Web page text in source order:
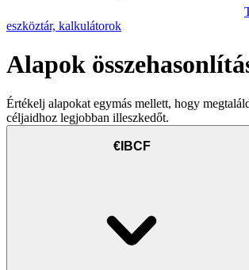
eszköztár, kalkulátorok
Alapok
Értékelj alapokat egymás mellett, hogy
céljaidhoz legjobban illeszkedőt.
€IBCF